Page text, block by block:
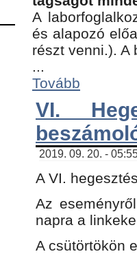
A
és alapozó
részt venni.).
...
Tovább
VI.
2019. 09. 20. -
A VI.
Az
napra a
A csütörtökön